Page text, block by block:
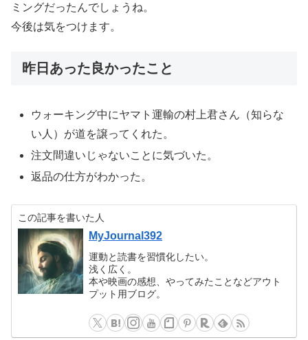
ミングだったんでしょうね。
今後は気をつけます。
昨日あった良かったこと
ウォーキング中にヤマト運輸の村上君さん（知らな
い人）が道を譲ってくれた。
注文間違いじゃないことに気づいた。
返品の仕方がわかった。
この記事を書いた人
MyJournal392
運動と読書を習慣化したい。
浅く広く。
本や映画の感想、やってみたことなどアウト
プット用ブログ。